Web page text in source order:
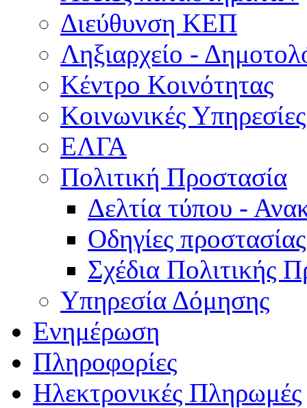
Διεύθυνση ΚΕΠ
Ληξιαρχείο -
Κέντρο Κοινότητας
Κοινωνικές Υπηρεσίες
ΕΛΓΑ
Πολιτική Προστασία
Δελτία τύπου -
Οδηγίες προστασίας
Σχέδια Πολιτικής
Υπηρεσία Δόμησης
Ενημέρωση
Πληροφορίες
Ηλεκτρονικές Πληρωμές